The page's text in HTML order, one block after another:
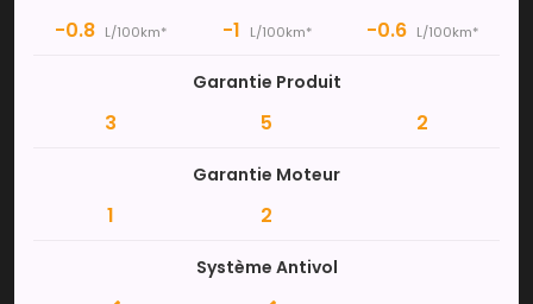
-0.8 L/100km* -1 L/100km* -0.6 L/100km*
Garantie Produit
3 5 2
Garantie Moteur
1 2
Système Antivol